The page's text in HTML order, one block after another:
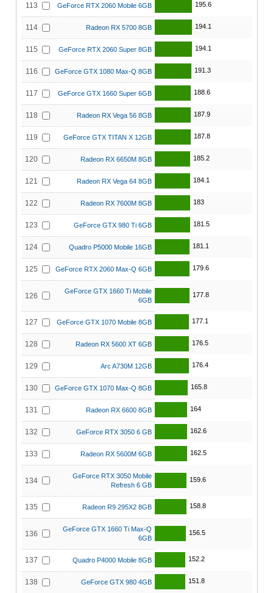
113 GeForce RTX 2060 Mobile 6GB 195.6
114 Radeon RX 5700 8GB 194.1
115 GeForce RTX 2060 Super 8GB 194.1
116 GeForce GTX 1080 Max-Q 8GB 191.3
117 GeForce GTX 1660 Super 6GB 188.6
118 Radeon RX Vega 56 8GB 187.9
119 GeForce GTX TITAN X 12GB 187.8
120 Radeon RX 6650M 8GB 185.2
121 Radeon RX Vega 64 8GB 184.1
122 Radeon RX 7600M 8GB 183
123 GeForce GTX 980 Ti 6GB 181.5
124 Quadro P5000 Mobile 16GB 181.1
125 GeForce RTX 2060 Max-Q 6GB 179.6
126
GeForce GTX 1660 Ti Mobile
6GB
177.8
127 GeForce GTX 1070 Mobile 8GB 177.1
128 Radeon RX 5600 XT 6GB 176.5
129 Arc A730M 12GB 176.4
130 GeForce GTX 1070 Max-Q 8GB 165.8
131 Radeon RX 6600 8GB 164
132 GeForce RTX 3050 6 GB 162.6
133 Radeon RX 5600M 6GB 162.5
134
GeForce RTX 3050 Mobile
Refresh 6 GB
159.6
135 Radeon R9 295X2 8GB 158.8
136
GeForce GTX 1660 Ti Max-Q
6GB
156.5
137 Quadro P4000 Mobile 8GB 152.2
138 GeForce GTX 980 4GB 151.8